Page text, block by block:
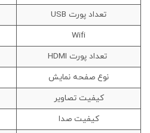
تعداد پورت USB
Wifi
تعداد پورت HDMI
نوع صفحه نمایش
کیفیت تصاویر
کیفیت صدا